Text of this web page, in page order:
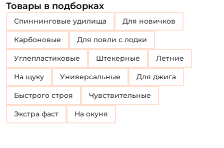
Товары в подборках
Спиннинговые удилища Для новичков
Карбоновые Для ловли с лодки
Углепластиковые Штекерные Летние
На щуку Универсальные Для джига
Быстрого строя Чувствительные
Экстра фаст на окуня